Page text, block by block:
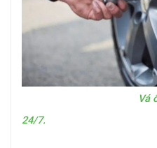
Vá ô tô lưu
24/7.